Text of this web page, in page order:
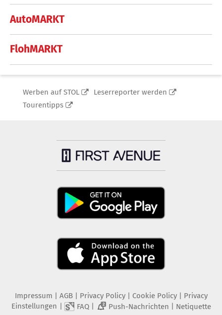
AutoMARKT
FlohMARKT
Werben auf STOL
Leserreporter werden
Tourentipps
Impressum | AGB | Privacy Policy| Cookie Policy| Privacy
Einstellungen | FAQ| 2 Push-Nachrichten | Netiquette